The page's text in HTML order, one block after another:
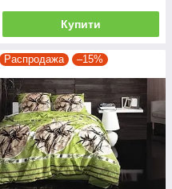
Купити
Распродажа –15%